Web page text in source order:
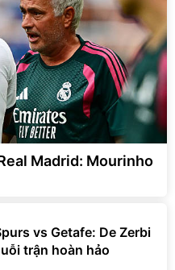
Madrid: Mourinho
vs Getafe: De Zerbi
trận hoàn hảo